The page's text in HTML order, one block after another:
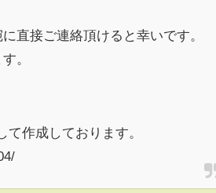
直接ご連絡頂けると幸いです。
。
作成しております。